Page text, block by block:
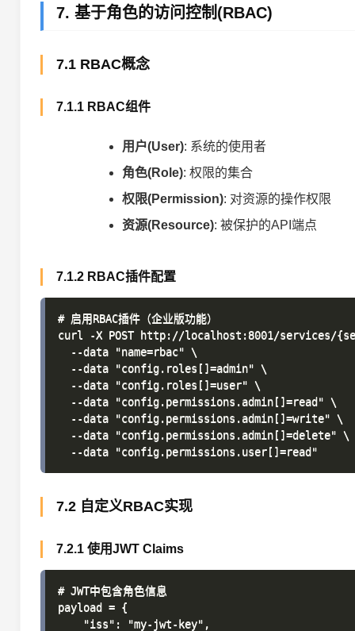
7. 基于角色的访问控制(RBAC)
7.1 RBAC概念
7.1.1 RBAC组件
用户(User): 系统的使用者
角色(Role): 权限的集合
权限(Permission): 对资源的操作权限
资源(Resource): 被保护的API端点
7.1.2 RBAC插件配置
# 启用RBAC插件（企业版功能）
curl -X POST http://localhost:8001/services/
  --data "name=rbac" \
  --data "config.roles[]=admin" \
  --data "config.roles[]=user" \
  --data "config.permissions.admin[]=read" \
  --data "config.permissions.admin[]=write" \
  --data "config.permissions.admin[]=delete" \
7.2 自定义RBAC实现
7.2.1 使用JWT Claims
# JWT中包含角色信息
payload = {
    "iss": "my-jwt-key",